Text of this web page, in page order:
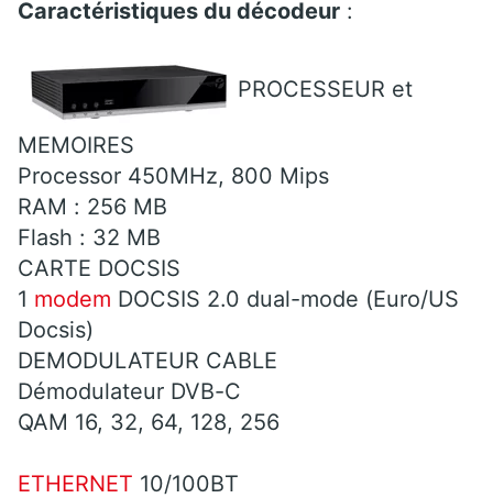
Caractéristiques du décodeur :
PROCESSEUR et
MEMOIRES
Processor 450MHz, 800 Mips
RAM : 256 MB
Flash : 32 MB
CARTE DOCSIS
1 modem DOCSIS 2.0 dual-mode (Euro/US
Docsis)
DEMODULATEUR CABLE
Démodulateur DVB-C
QAM 16, 32, 64, 128, 256
ETHERNET 10/100BT